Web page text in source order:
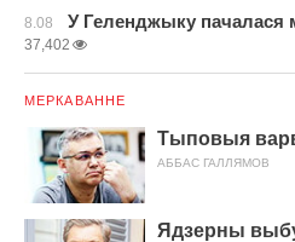
8.08 У Геленджыку пачалася
37,402
МЕРКАВАННЕ
Тыповыя
АББАС ГАЛЛЯМОВ
Ядзерны